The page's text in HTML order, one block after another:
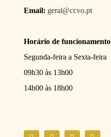
Email: geral@ccvo.pt
Horário de funcionamento
Segunda-feira a Sexta-feira
09h30 às 13h00
14h00 às 18h00